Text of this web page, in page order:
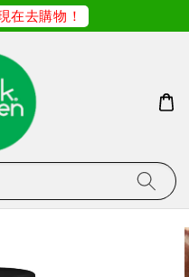
在去購物！